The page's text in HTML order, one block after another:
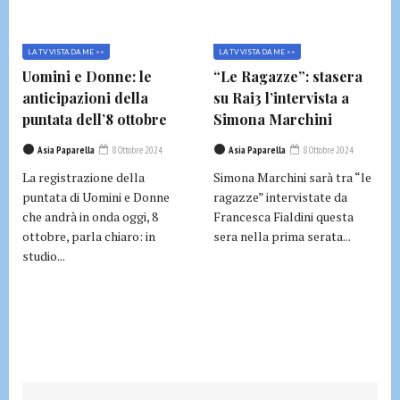
LA TV VISTA DA ME >>
Uomini e Donne: le
anticipazioni della
puntata dell’8 ottobre
Asia Paparella 8 Ottobre 2024
La registrazione della
puntata di Uomini e Donne
che andrà in onda oggi, 8
ottobre, parla chiaro: in
studio...
LA TV VISTA DA ME >>
“Le Ragazze”: stasera
su Rai3 l’intervista a
Simona Marchini
Asia Paparella 8 Ottobre 2024
Simona Marchini sarà tra “le
ragazze” intervistate da
Francesca Fialdini questa
sera nella prima serata...